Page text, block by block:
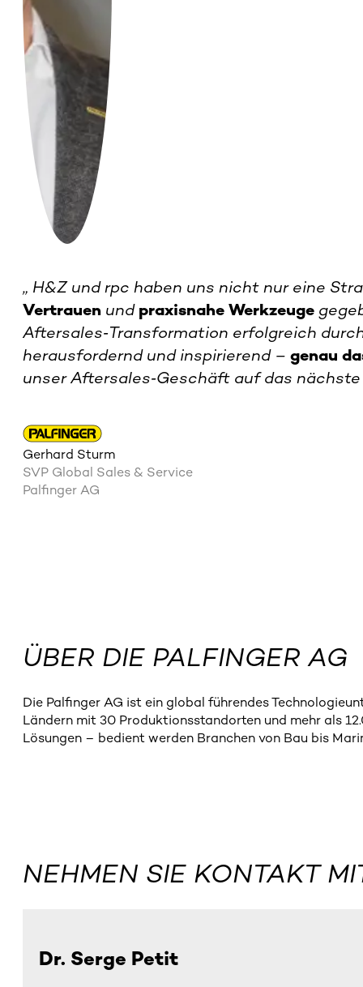
„ H&Z und rpc haben uns nicht nur eine
Vertrauen und praxisnahe Werkzeuge
Aftersales‑Transformation erfolgreich
herausfordernd und inspirierend – genau
unser Aftersales‑Geschäft auf das nächste
Gerhard Sturm
SVP Global Sales & Service
Palfinger AG
ÜBER DIE PALFINGER AG
Die Palfinger AG ist ein global führendes
Ländern mit 30 Produktionsstandorten und mehr als
Lösungen – bedient werden Branchen von Bau bis
NEHMEN SIE KONTAKT
Dr. Serge Petit